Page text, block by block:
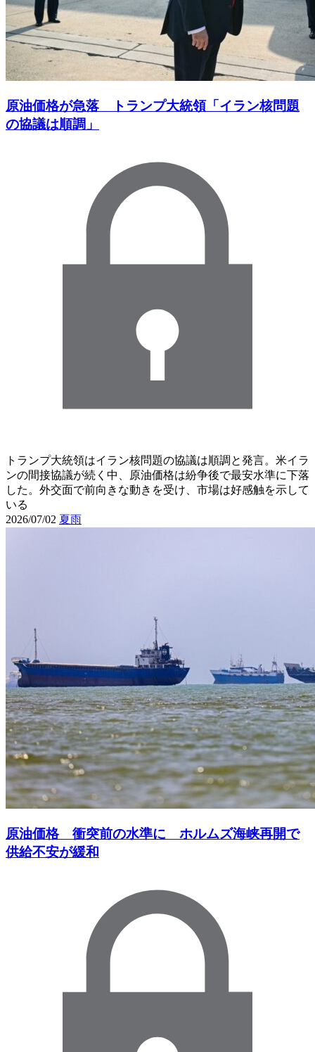
原油価格が急落 トランプ大統領「イラン核問題
の協議は順調」
トランプ大統領はイラン核問題の協議は順調と発言。米イラ
ンの間接協議が続く中、原油価格は紛争後で最安水準に下落
した。外交面で前向きな動きを受け、市場は好感触を示して
いる
2026/07/02 夏雨
原油価格 衝突前の水準に ホルムズ海峡再開で
供給不安が緩和